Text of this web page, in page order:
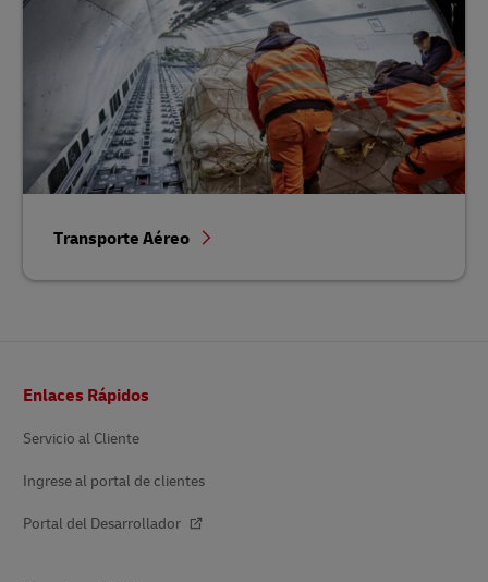
Transporte Aéreo
de
Enlaces Rápidos
Servicio al Cliente
Ingrese al portal de clientes
Portal del Desarrollador